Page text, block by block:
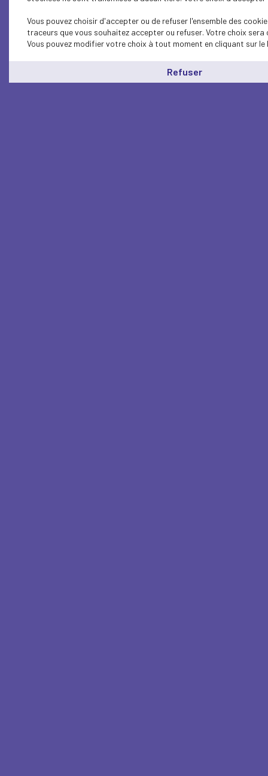
Vous pouvez choisir d'accepter ou de refuser l'ensemble des
traceurs que vous souhaitez accepter ou refuser. Votre choix
Vous pouvez modifier votre choix à tout moment en cliquant sur le
Refuser